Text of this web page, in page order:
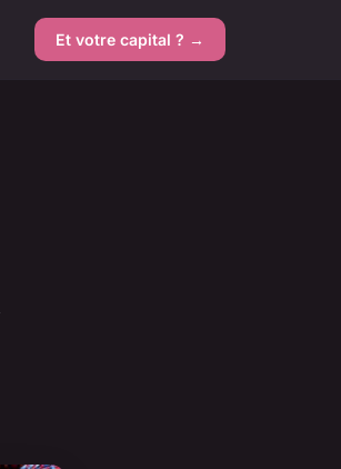
Et votre capital ? →